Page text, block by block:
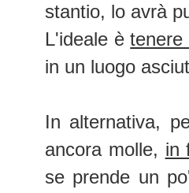
stantio, lo avrà
L'ideale ètenere
in un luogo
In alternativa,
ancora molle, in
se prende un